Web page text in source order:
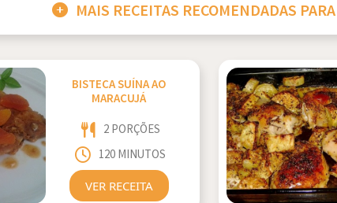
MAIS RECEITAS RECOMENDADAS
BISTECA SUÍNA AO
MARACUJÁ
2 PORÇÕES
120 MINUTOS
VER RECEITA